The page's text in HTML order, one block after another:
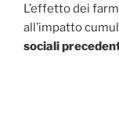
L’effetto dei
all’impatto
sociali